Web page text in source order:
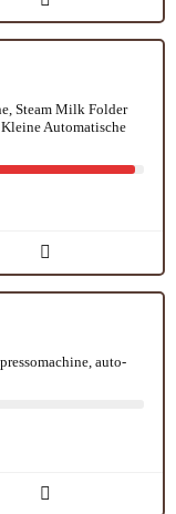
Steam Milk Folder
Automatische
auto-